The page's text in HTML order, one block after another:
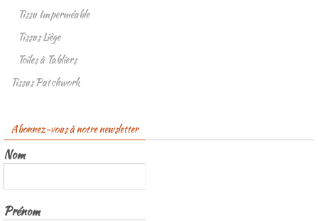
Tissu Imperméable
Tissus Liège
Toiles à Tabliers
Tissus Patchwork
Abonnez-vous à notre newsletter
Nom
Prénom